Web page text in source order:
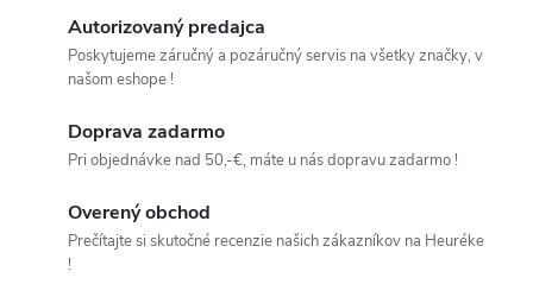
Autorizovaný predajca
Poskytujeme záručný a pozáručný servis na všetky značky, v
našom eshope !
Doprava zadarmo
Pri objednávke nad 50,-€, máte u nás dopravu zadarmo !
Overený obchod
Prečítajte si skutočné recenzie našich zákazníkov na Heuréke
!